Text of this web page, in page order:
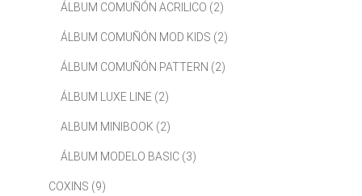
ÁLBUM COMUÑÓN ACRILICO (2)
ÁLBUM COMUÑÓN MOD KIDS (2)
ÁLBUM COMUÑÓN PATTERN (2)
ÁLBUM LUXE LINE (2)
ALBUM MINIBOOK (2)
ÁLBUM MODELO BASIC (3)
COXINS (9)